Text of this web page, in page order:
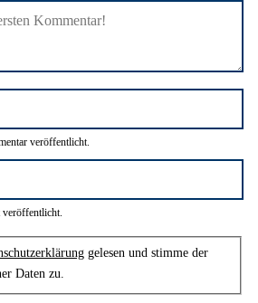
veröffentlicht.
gelesen und stimme der
Daten zu.